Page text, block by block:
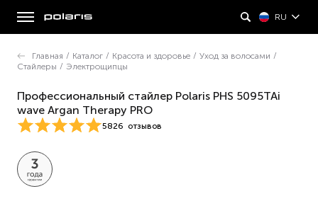
RU
Главная / Каталог / Красота и здоровье / Уход за волосами /
Стайлеры / Электрощипцы
Профессиональный cтайлер Polaris PHS 5095TAi
wave Argan Therapy PRO
5826 отзывов